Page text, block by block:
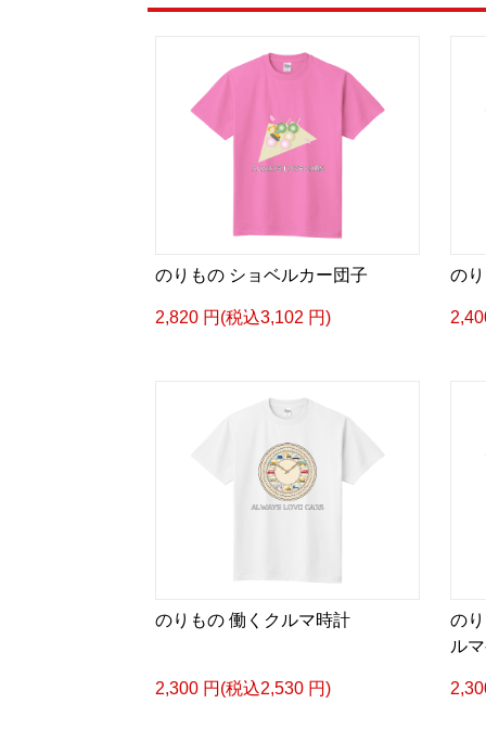
のりもの ショベルカー団子
2,820 円(税込3,102 円)
の
のりもの 働くクルマ時計
2,300 円(税込2,530 円)
の
ル